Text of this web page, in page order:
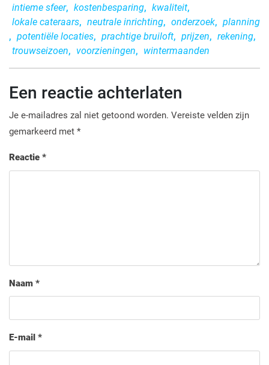
intieme sfeer, kostenbesparing, kwaliteit,
lokale cateraars, neutrale inrichting, onderzoek, planning
, potentiële locaties, prachtige bruiloft, prijzen, rekening,
trouwseizoen, voorzieningen, wintermaanden
Een reactie achterlaten
Je e-mailadres zal niet getoond worden. Vereiste velden zijn
gemarkeerd met *
Reactie *
Naam *
E-mail *